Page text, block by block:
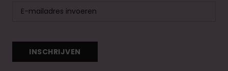
INSCHRIJVEN